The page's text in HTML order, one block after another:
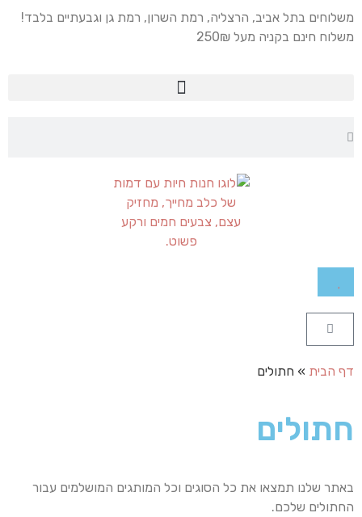
משלוחים בתל אביב, הרצליה, רמת השרון, רמת גן וגבעתיים בלבד!
משלוח חינם בקניה מעל 250₪
דף הבית » חתולים
חתולים
באתר שלנו תמצאו את כל הסוגים וכל המותגים המושלמים עבור
החתולים שלכם.